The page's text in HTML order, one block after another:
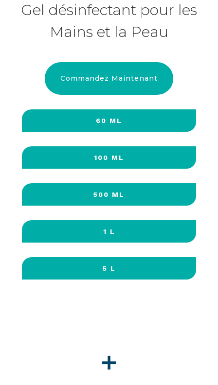
Gel désinfectant pour les
Mains et la Peau
Commandez Maintenant
60 ML
100 ML
500 ML
1 L
5 L